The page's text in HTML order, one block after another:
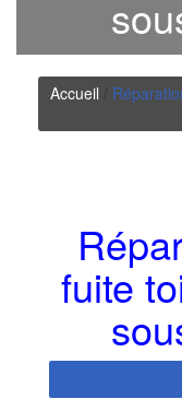
Accueil
fuite